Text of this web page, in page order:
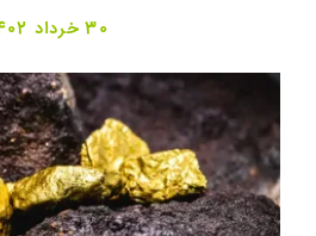
30 خرداد 1402